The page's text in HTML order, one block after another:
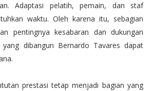
Adaptasi pelatih, pemain, dan staf
waktu. Oleh karena itu, sebagian
pentingnya kesabaran dan dukungan
dibangun Bernardo Tavares dapat
prestasi tetap menjadi bagian yang